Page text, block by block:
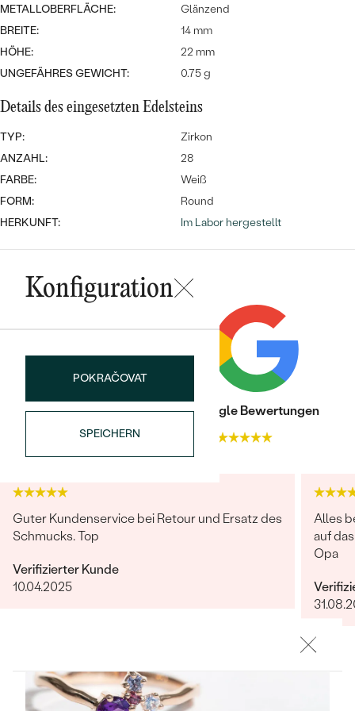
Meistverkaufte
Eheringe
ANSCHAUEN
MIT EDELSTEIN
PLATIN
SILBER
Wave Kollektion
EDELSTEINSCHMUCK
SCHMUCK MIT LAB GROWN
NACH STYL
PERSONALISIERT
SYMBOLISCH
MINIMALISTISCH
NACH ANLASS
NACH DER FARBE
NACH DER FORM
MASSGEFERTIGTER
Meistverkaufte
Ohrrinnge
PREISWERTE
LUXURIÖSE
Personalisierte
Halsketten
LUXURIÖSE
Meistverkaufte
Ringe
METALLOBERFLÄCHE:
Glänzend
BREITE:
14 mm
HÖHE:
22 mm
UNGEFÄHRES GEWICHT:
0.75 g
Details des eingesetzten Edelsteins
TYP:
Zirkon
ANZAHL:
28
FARBE:
Weiß
FORM:
Round
HERKUNFT:
Im Labor hergestellt
Konfiguration
POKRAČOVAT
SPEICHERN
Trusted shop BewertungenGoogle Bewertungen
Guter Kundenservice bei Retour und Ersatz des
Schmucks. Top
Verifizierter Kunde
10.04.2025
Alles
auf
Opa